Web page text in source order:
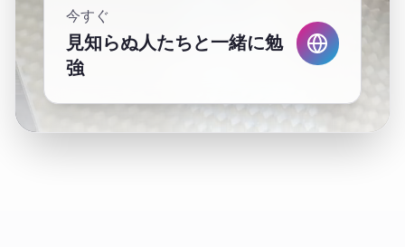
今すぐ
見知らぬ人たちと一緒に勉
強